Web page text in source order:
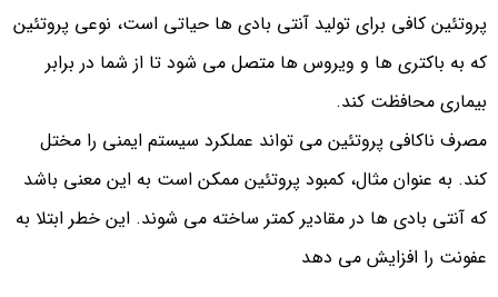
پروتئین کافی برای تولید آنتی بادی ها حیاتی است، نوعی پروتئین
که به باکتری ها و ویروس ها متصل می شود تا از شما در برابر
بیماری محافظت کند.
مصرف ناکافی پروتئین می تواند عملکرد سیستم ایمنی را مختل
کند. به عنوان مثال، کمبود پروتئین ممکن است به این معنی باشد
که آنتی بادی ها در مقادیر کمتر ساخته می شوند. این خطر ابتلا به
عفونت را افزایش می دهد